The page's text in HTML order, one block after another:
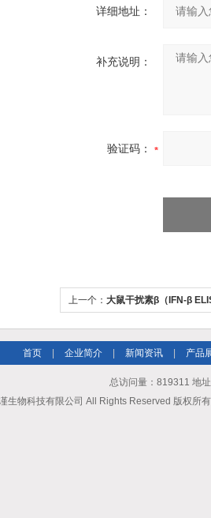
详细地址：
补充说明：
验证码：
上一个： 大鼠干扰素β（IFN-β
首页 企业简介 新闻资讯 产品
总访问量：819311 地
生物科技有限公司 All Rights Reserved 版权所